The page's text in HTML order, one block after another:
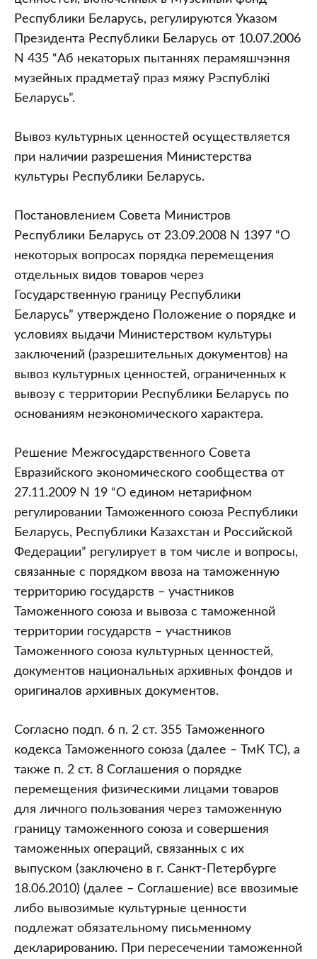
Республики Беларусь, регулируются Указом
Президента Республики Беларусь от 10.07.2006
N 435 “Аб некаторых пытаннях перамяшчэння
музейных прадметаў праз мяжу Рэспублiкi
Беларусь”.
Вывоз культурных ценностей осуществляется
при наличии разрешения Министерства
культуры Республики Беларусь.
Постановлением Совета Министров
Республики Беларусь от 23.09.2008 N 1397 “О
некоторых вопросах порядка перемещения
отдельных видов товаров через
Государственную границу Республики
Беларусь” утверждено Положение о порядке и
условиях выдачи Министерством культуры
заключений (разрешительных документов) на
вывоз культурных ценностей, ограниченных к
вывозу с территории Республики Беларусь по
основаниям неэкономического характера.
Решение Межгосударственного Совета
Евразийского экономического сообщества от
27.11.2009 N 19 “О едином нетарифном
регулировании Таможенного союза Республики
Беларусь, Республики Казахстан и Российской
Федерации” регулирует в том числе и вопросы,
связанные с порядком ввоза на таможенную
территорию государств – участников
Таможенного союза и вывоза с таможенной
территории государств – участников
Таможенного союза культурных ценностей,
документов национальных архивных фондов и
оригиналов архивных документов.
Согласно подп. 6 п. 2 ст. 355 Таможенного
кодекса Таможенного союза (далее – ТмК ТС), а
также п. 2 ст. 8 Соглашения о порядке
перемещения физическими лицами товаров
для личного пользования через таможенную
границу таможенного союза и совершения
таможенных операций, связанных с их
выпуском (заключено в г. Санкт-Петербурге
18.06.2010) (далее – Соглашение) все ввозимые
либо вывозимые культурные ценности
подлежат обязательному письменному
декларированию. При пересечении таможенной